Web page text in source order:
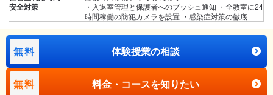
安全対策
・入退室管理と保護者へのプッシュ通知 ・全教室に24
時間稼働の防犯カメラを設置 ・感染症対策の徹底
無料 体験授業の相談
無料 料金・コースを知りたい